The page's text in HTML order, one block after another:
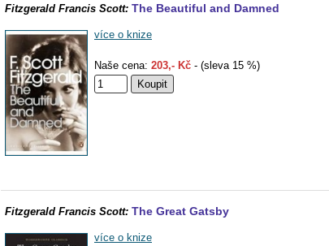
Fitzgerald Francis Scott: The Beautiful and Damned
více o knize
Naše cena: 203,- Kč - (sleva 15 %)
Fitzgerald Francis Scott: The Great Gatsby
více o knize